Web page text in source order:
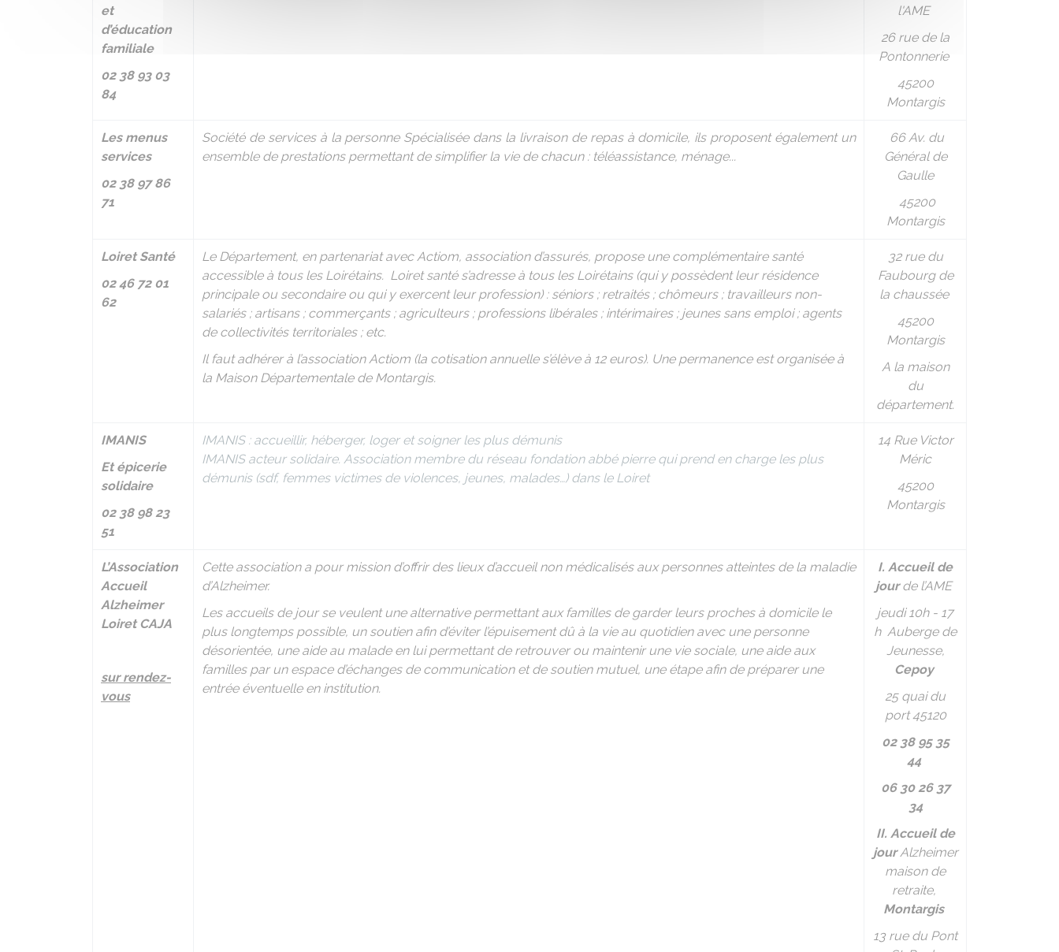
et
d’éducation
familiale
02 38 93 03
84
l'AME
26 rue de la
Pontonnerie
45200
Montargis
Les menus
services
02 38 97 86
71
Société de services à la personne Spécialisée dans la livraison de repas à domicile, ils proposent également un
ensemble de prestations permettant de simplifier la vie de chacun : téléassistance, ménage...
66 Av. du
Général de
Gaulle
45200
Montargis
Loiret Santé
02 46 72 01
62
Le Département, en partenariat avec Actiom, association d’assurés, propose une complémentaire santé
accessible à tous les Loirétains. Loiret santé s’adresse à tous les Loirétains (qui y possèdent leur résidence
principale ou secondaire ou qui y exercent leur profession) : séniors ; retraités ; chômeurs ; travailleurs non-
salariés ; artisans ; commerçants ; agriculteurs ; professions libérales ; intérimaires ; jeunes sans emploi ; agents
de collectivités territoriales ; etc.
Il faut adhérer à l’association Actiom (la cotisation annuelle s’élève à 12 euros). Une permanence est organisée à
la Maison Départementale de Montargis.
32 rue du
Faubourg de
la chaussée
45200
Montargis
A la maison
du
département.
IMANIS
Et épicerie
solidaire
02 38 98 23
51
IMANIS : accueillir, héberger, loger et soigner les plus démunis
IMANIS acteur solidaire. Association membre du réseau fondation abbé pierre qui prend en charge les plus
démunis (sdf, femmes victimes de violences, jeunes, malades…) dans le Loiret
14 Rue Victor
Méric
45200
Montargis
L’Association
Accueil
Alzheimer
Loiret CAJA
sur rendez-
vous
Cette association a pour mission d’offrir des lieux d’accueil non médicalisés aux personnes atteintes de la maladie
d’Alzheimer.
Les accueils de jour se veulent une alternative permettant aux familles de garder leurs proches à domicile le
plus longtemps possible, un soutien afin d’éviter l’épuisement dû à la vie au quotidien avec une personne
désorientée, une aide au malade en lui permettant de retrouver ou maintenir une vie sociale, une aide aux
familles par un espace d’échanges de communication et de soutien mutuel, une étape afin de préparer une
entrée éventuelle en institution.
I. Accueil de
jourde l’AME
jeudi 10h - 17
h Auberge de
Jeunesse,
Cepoy
25 quai du
port 45120
02 38 95 35
44
06 30 26 37
34
II. Accueil de
jourAlzheimer
maison de
retraite,
Montargis
13 rue du Pont